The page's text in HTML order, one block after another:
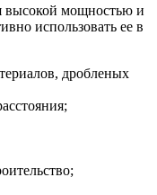
высокой мощностью и
использовать ее в
дробленых